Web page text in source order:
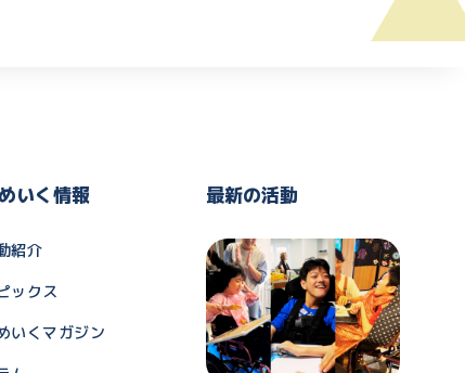
いく情報
紹介
ックス
いくマガジン
最新の活動